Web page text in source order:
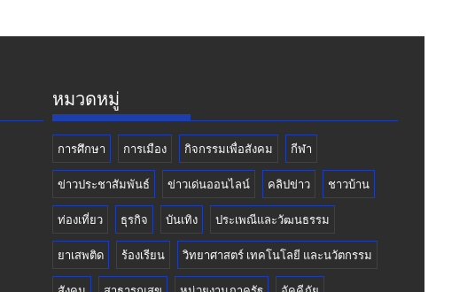
หมวดหมู่
การศึกษา การเมือง กิจกรรมเพื่อสังคม กีฬา
ข่าวประชาสัมพันธ์ ข่าวเด่นออนไลน์ คลิปข่าว ชาวบ้าน
ท่องเที่ยว ธุรกิจ บันเทิง ประเพณีและวัฒนธรรม
ยาเสพติด ร้องเรียน วิทยาศาสตร์ เทคโนโลยี และนวัตกรรม